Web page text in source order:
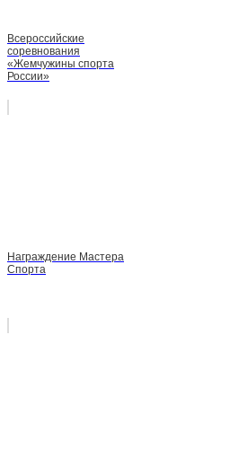
Всероссийские
соревнования
«Жемчужины спорта
России»
Награждение Мастера
Спорта